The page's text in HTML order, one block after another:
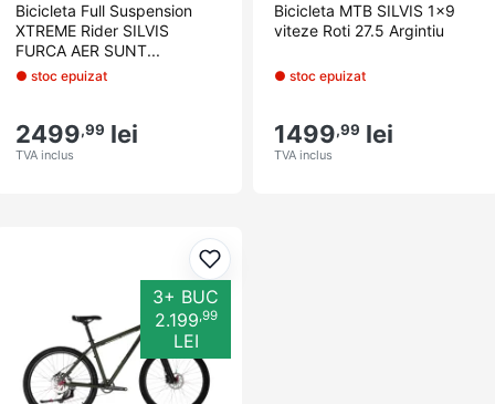
Bicicleta Full Suspension
XTREME Rider SILVIS
FURCA AER SUNT...
● stoc epuizat
2499,99 lei
TVA inclus
Bicicleta MTB SILVIS 1x9
viteze Roti 27.5 Argintiu
● stoc epuizat
1499,99 lei
TVA inclus
Adaugă la favorite
3+ BUC
2.199,99
LEI